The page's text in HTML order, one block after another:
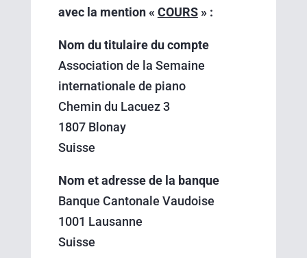
avec la mention « COURS» :
Nom du titulaire du compte
Association de la Semaine
internationale de piano
Chemin du Lacuez 3
1807 Blonay
Suisse
Nom et adresse de la banque
Banque Cantonale Vaudoise
1001 Lausanne
Suisse